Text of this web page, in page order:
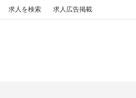
求人を検索 求人広告掲載